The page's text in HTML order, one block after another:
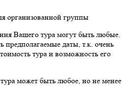
организованной группы
Вашего тура могут быть любые.
даты, т.к. очень
тура и возможность его
может быть любое, но не менее